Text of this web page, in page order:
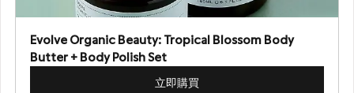
Evolve Organic Beauty: Tropical Blossom Body
Butter + Body Polish Set
立即購買